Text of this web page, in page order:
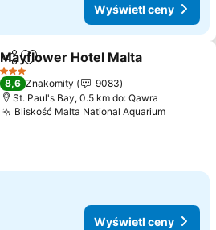
Wyświetl ceny
Udostępnij
Dodaj do ulubionych
Mayflower Hotel Malta
3 Kategoria
8,6 Znakomity
9083
St. Paul's Bay, 0.5 km do: Qawra
Bliskość Malta National Aquarium
Wyświetl ceny